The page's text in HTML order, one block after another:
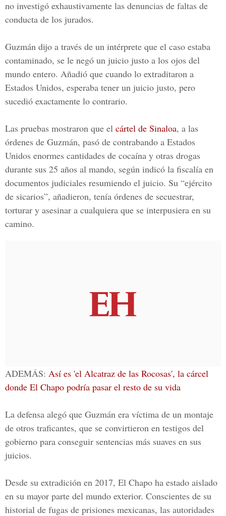
no investigó exhaustivamente las denuncias de faltas de
conducta de los jurados.
Guzmán dijo a través de un intérprete que el caso estaba
contaminado, se le negó un juicio justo a los ojos del
mundo entero. Añadió que cuando lo extraditaron a
Estados Unidos, esperaba tener un juicio justo, pero
sucedió exactamente lo contrario.
Las pruebas mostraron que el cártel de Sinaloa, a las
órdenes de Guzmán, pasó de contrabando a Estados
Unidos enormes cantidades de cocaína y otras drogas
durante sus 25 años al mando, según indicó la fiscalía en
documentos judiciales resumiendo el juicio. Su “ejército
de sicarios”, añadieron, tenía órdenes de secuestrar,
torturar y asesinar a cualquiera que se interpusiera en su
camino.
ADEMÁS: Así es 'el Alcatraz de las Rocosas', la cárcel
donde El Chapo podría pasar el resto de su vida
La defensa alegó que Guzmán era víctima de un montaje
de otros traficantes, que se convirtieron en testigos del
gobierno para conseguir sentencias más suaves en sus
juicios.
Desde su extradición en 2017, El Chapo ha estado aislado
en su mayor parte del mundo exterior. Conscientes de su
historial de fugas de prisiones mexicanas, las autoridades